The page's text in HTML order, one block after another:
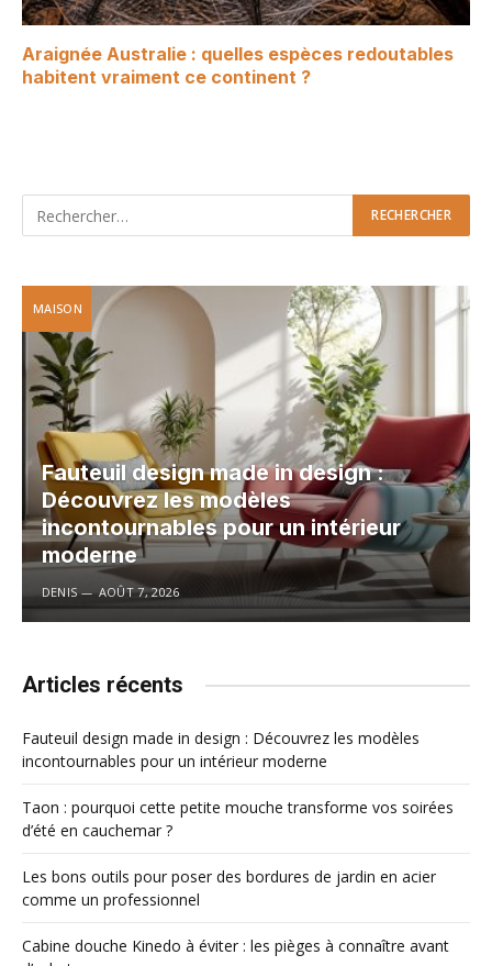
Araignée Australie : quelles espèces redoutables
habitent vraiment ce continent ?
MAISON
Fauteuil design made in design :
Découvrez les modèles
incontournables pour un intérieur
moderne
DENIS AOÛT 7, 2026
Articles récents
Fauteuil design made in design : Découvrez les modèles
incontournables pour un intérieur moderne
Taon : pourquoi cette petite mouche transforme vos soirées
d’été en cauchemar ?
Les bons outils pour poser des bordures de jardin en acier
comme un professionnel
Cabine douche Kinedo à éviter : les pièges à connaître avant